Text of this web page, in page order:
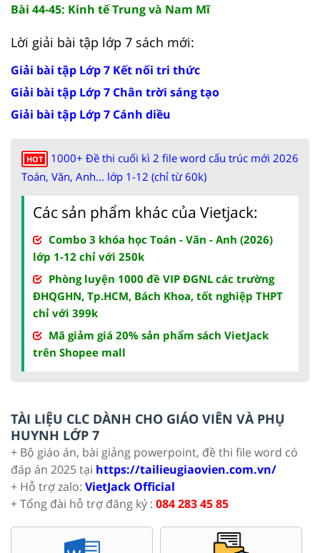
Bài 44-45: Kinh tế Trung và Nam Mĩ
Lời giải bài tập lớp 7 sách mới:
Giải bài tập Lớp 7 Kết nối tri thức
Giải bài tập Lớp 7 Chân trời sáng tạo
Giải bài tập Lớp 7 Cánh diều
HOT
1000+ Đề thi cuối kì 2 file word cấu trúc mới 2026
Toán, Văn, Anh... lớp 1-12 (chỉ từ 60k)
Các sản phẩm khác của Vietjack:
Combo 3 khóa học Toán - Văn - Anh (2026)
lớp 1-12 chỉ với 250k
Phòng luyện 1000 đề VIP ĐGNL các trường
ĐHQGHN, Tp.HCM, Bách Khoa, tốt nghiệp THPT
chỉ với 399k
Mã giảm giá 20% sản phẩm sách VietJack
trên Shopee mall
TÀI LIỆU CLC DÀNH CHO GIÁO VIÊN VÀ PHỤ
HUYNH LỚP 7
+ Bộ giáo án, bài giảng powerpoint, đề thi file word có
đáp án 2025 tại https://tailieugiaovien.com.vn/
+ Hỗ trợ zalo: VietJack Official
+ Tổng đài hỗ trợ đăng ký : 084 283 45 85